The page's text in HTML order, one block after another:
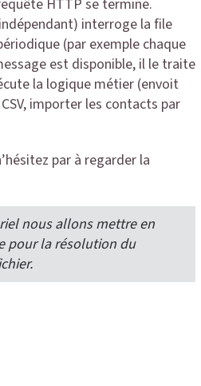
HTTP se termine.
interroge la file
(par exemple chaque
est disponible, il le traite
la logique métier (envoit
importer les contacts par
par à regarder la
nous allons mettre en
pour la résolution du